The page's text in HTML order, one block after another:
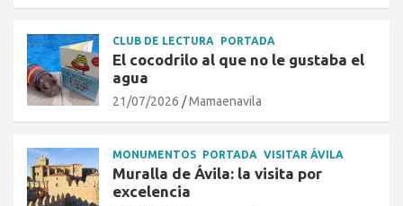
CLUB DE LECTURA PORTADA
El cocodrilo al que no le gustaba el
agua
21/07/2026 Mamaenavila
MONUMENTOS PORTADA VISITAR ÁVILA
Muralla de Ávila: la visita por
excelencia